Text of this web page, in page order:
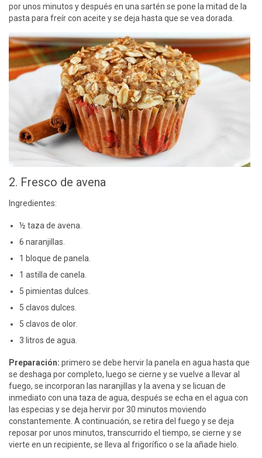
por unos minutos y después en una sartén se pone la mitad de la
pasta para freír con aceite y se deja hasta que se vea dorada.
2. Fresco de avena
Ingredientes:
½ taza de avena.
6 naranjillas.
1 bloque de panela.
1 astilla de canela.
5 pimientas dulces.
5 clavos dulces.
5 clavos de olor.
3 litros de agua.
Preparación: primero se debe hervir la panela en agua hasta que
se deshaga por completo, luego se cierne y se vuelve a llevar al
fuego, se incorporan las naranjillas y la avena y se licuan de
inmediato con una taza de agua, después se echa en el agua con
las especias y se deja hervir por 30 minutos moviendo
constantemente. A continuación, se retira del fuego y se deja
reposar por unos minutos, transcurrido el tiempo, se cierne y se
vierte en un recipiente, se lleva al frigorífico o se la añade hielo.